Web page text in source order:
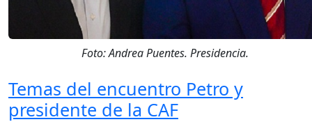
Foto: Andrea Puentes. Presidencia.
Temas del encuentro Petro y
presidente de la CAF